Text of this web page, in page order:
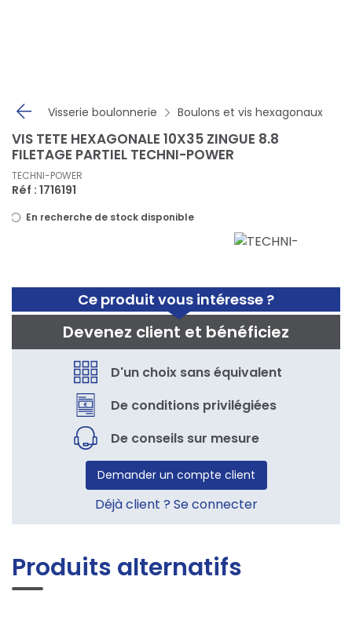
Visserie boulonnerie Boulons et vis hexagonaux
Ce produit vous intéresse ?
Devenez client et bénéficiez
D'un choix sans équivalent
De conditions privilégiées
De conseils sur mesure
Demander un compte client
Déjà client ? Se connecter
VIS TETE HEXAGONALE 10X35 ZINGUE 8.8
FILETAGE PARTIEL TECHNI-POWER
TECHNI-POWER
Réf : 1716191
En recherche de stock disponible
Produits alternatifs